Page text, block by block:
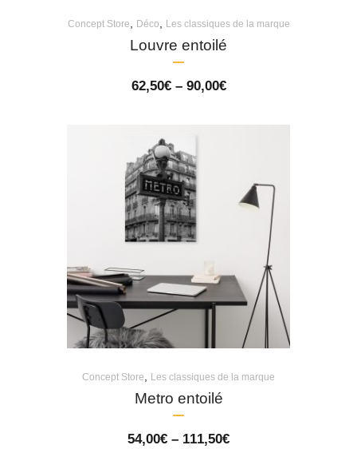
Concept Store Déco Les classiques de la marque
Louvre entoilé
62,50€ – 90,00€Price
Concept Store Les classiques de la marque
Metro entoilé
54,00€ – 111,50€Price